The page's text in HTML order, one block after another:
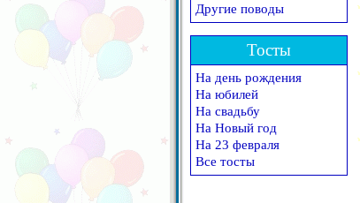
Другие поводы
Тосты
На день рождения
На юбилей
На свадьбу
На Новый год
На 23 февраля
Все тосты